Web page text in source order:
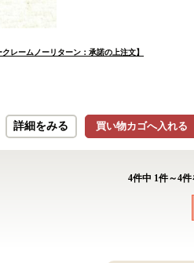
ームノーリターン：承諾の上注文】
買い物カゴへ入れる
詳細をみる
4件中 1件～4件